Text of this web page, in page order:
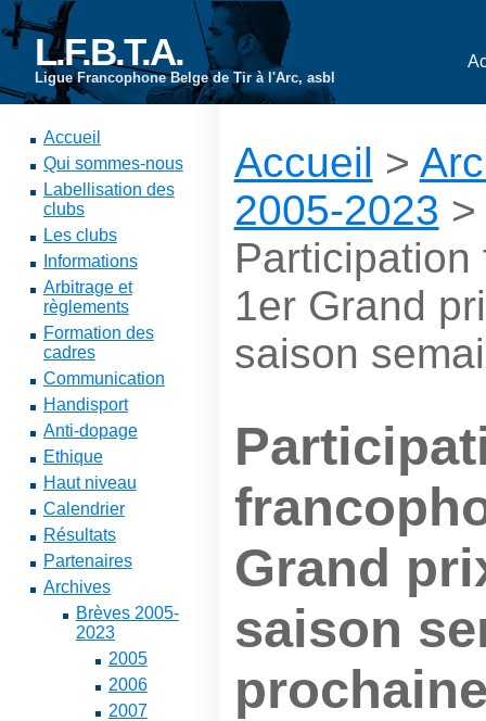
L.F.B.T.A.
Ligue Francophone Belge de Tir à l'Arc, asbl
Accueil
Qui sommes-nous
Labellisation des
clubs
Les clubs
Informations
Arbitrage et
règlements
Formation des
cadres
Communication
Handisport
Anti-dopage
Ethique
Haut niveau
Calendrier
Résultats
Partenaires
Archives
Brèves 2005-
2023
2005
2006
2007
Accueil >
2005-2023
1er Grand
saison
Grand
saison